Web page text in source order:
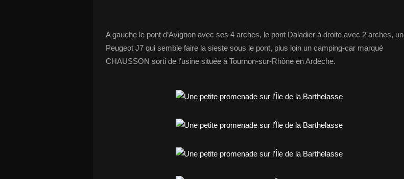
A gauche le pont d’Avignon avec ses 4 arches, le pont Daladier à droite avec 2 arches, un
Peugeot J7 qui semble faire la sieste sous le pont, plus loin un camping-car marqué
CHAUSSON sorti de l'usine située à Tournon-sur-Rhône en Ardèche.